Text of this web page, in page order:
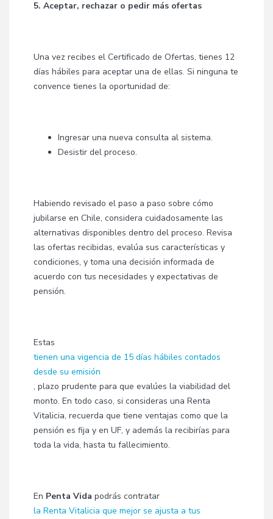
5. Aceptar, rechazar o pedir más ofertas
Una vez recibes el Certificado de Ofertas, tienes 12
días hábiles para aceptar una de ellas. Si ninguna te
convence tienes la oportunidad de:
Ingresar una nueva consulta al sistema.
Desistir del proceso.
Habiendo revisado el paso a paso sobre cómo
jubilarse en Chile, considera cuidadosamente las
alternativas disponibles dentro del proceso. Revisa
las ofertas recibidas, evalúa sus características y
condiciones, y toma una decisión informada de
acuerdo con tus necesidades y expectativas de
pensión.
Estas
tienen una vigencia de 15 días hábiles contados
desde su emisión
, plazo prudente para que evalúes la viabilidad del
monto. En todo caso, si consideras una Renta
Vitalicia, recuerda que tiene ventajas como que la
pensión es fija y en UF, y además la recibirías para
toda la vida, hasta tu fallecimiento.
En Penta Vida podrás contratar
la Renta Vitalicia que mejor se ajusta a tus